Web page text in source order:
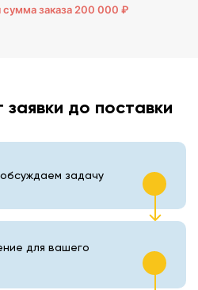
заказа 200 000 ₽
до поставки
задачу
для вашего